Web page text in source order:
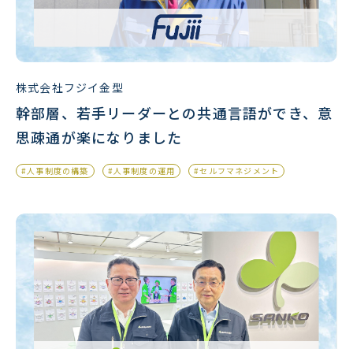
株式会社フジイ金型
幹部層、若手リーダーとの共通言語ができ、意
思疎通が楽になりました
#人事制度の構築 #人事制度の運用 #セルフマネジメント